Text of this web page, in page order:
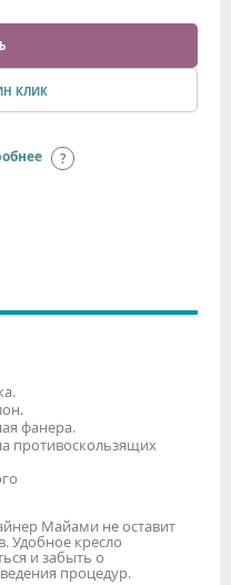
КЛИК
фанера.
противоскользящих
Майами не оставит
Удобное кресло
и забыть о
процедур.